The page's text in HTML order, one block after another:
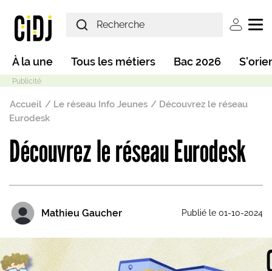
User
Main navigation
À la une Tous les métiers Bac 2026
Mode sombre
Fil d'Ariane
Accueil Le réseau Info Jeunes
Découvrez le réseau
Eurodesk
Découvrez le réseau Eurodesk
Mathieu Gaucher Publié le 01-10-2024